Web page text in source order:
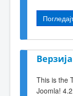
This is the
Joomla!